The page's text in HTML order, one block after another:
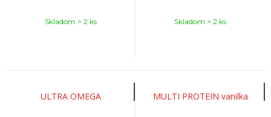
Skladom > 2 ks Skladom > 2 ks
ULTRA OMEGA MULTI PROTEIN vanilka